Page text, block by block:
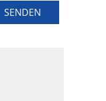
SENDEN